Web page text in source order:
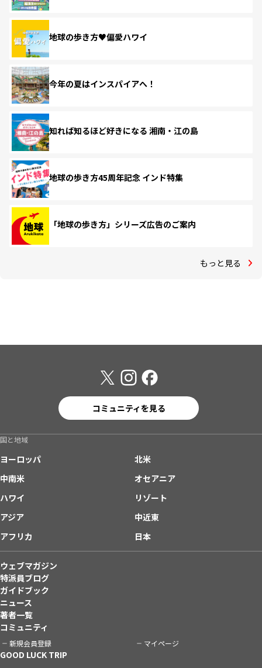
地球の歩き方♥偏愛ハワイ
今年の夏はインスパイアへ！
知れば知るほど好きになる 湘南・江の島
地球の歩き方45周年記念 インド特集
「地球の歩き方」シリーズ広告のご案内
もっと見る
コミュニティを見る
国と地域
ヨーロッパ
北米
中南米
オセアニア
ハワイ
リゾート
アジア
中近東
アフリカ
日本
ウェブマガジン
特派員ブログ
ガイドブック
ニュース
著者一覧
コミュニティ
新規会員登録 マイページ
GOOD LUCK TRIP